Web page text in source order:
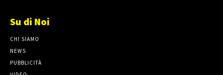
Su di Noi
CHI SIAMO
NEWS
PUBBLICITÀ